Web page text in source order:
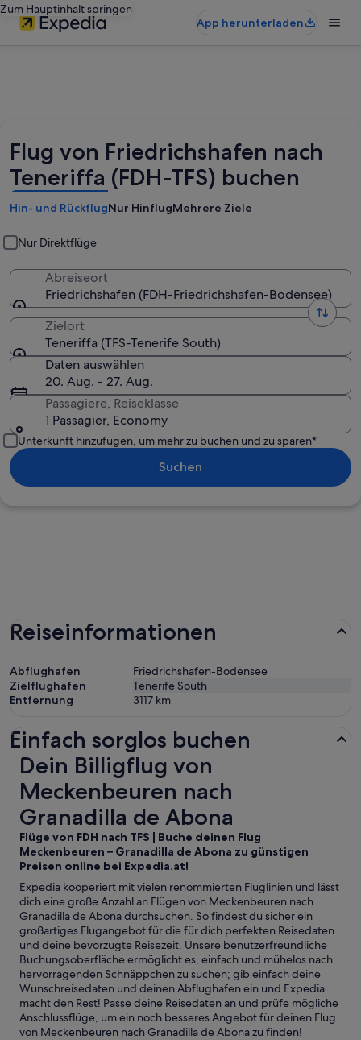
Zum Hauptinhalt springen
App herunterladen
Flug von Friedrichshafen nach
Teneriffa (FDH-TFS) buchen
Hin- und RückflugNur HinflugMehrere Ziele
Nur Direktflüge
Abreiseort
Friedrichshafen (FDH-Friedrichshafen-Bodensee)
Zielort
Teneriffa (TFS-Tenerife South)
Daten auswählen
20. Aug. - 27. Aug.
Passagiere, Reiseklasse
1 Passagier, Economy
Unterkunft hinzufügen, um mehr zu buchen und zu sparen*
Suchen
Reiseinformationen
Abflughafen
Friedrichshafen-Bodensee
Zielflughafen
Tenerife South
Entfernung
3117 km
Einfach sorglos buchen
Dein Billigflug von
Meckenbeuren nach
Granadilla de Abona
Flüge von FDH nach TFS | Buche deinen Flug
Meckenbeuren – Granadilla de Abona zu günstigen
Preisen online bei Expedia.at!
Expedia kooperiert mit vielen renommierten Fluglinien und lässt
dich eine große Anzahl an Flügen von Meckenbeuren nach
Granadilla de Abona durchsuchen. So findest du sicher ein
großartiges Flugangebot für die für dich perfekten Reisedaten
und deine bevorzugte Reisezeit. Unsere benutzerfreundliche
Buchungsoberfläche ermöglicht es, einfach und mühelos nach
hervorragenden Schnäppchen zu suchen; gib einfach deine
Wunschreisedaten und deinen Abflughafen ein und Expedia
macht den Rest! Passe deine Reisedaten an und prüfe mögliche
Anschlussflüge, um ein noch besseres Angebot für deinen Flug
von Meckenbeuren nach Granadilla de Abona zu finden!
Dein Billigflug von Meckenbeuren nach Granadilla de